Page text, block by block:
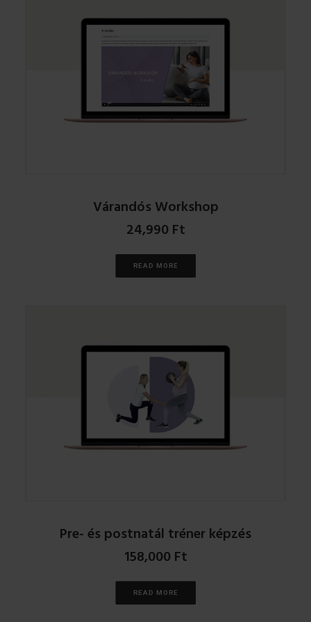
Várandós Workshop
24,990Ft
READ MORE
Pre- és postnatál tréner képzés
158,000Ft
READ MORE